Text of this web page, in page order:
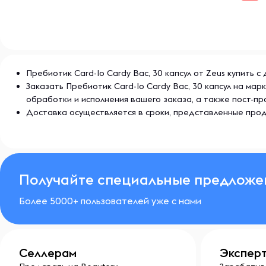
свежесть и эффективность продукта.
Пребиотик Card-Io Cardy Bac, 30 капсул от Zeus купить
Заказать Пребиотик Card-Io Cardy Bac, 30 капсул на
обработки и исполнения вашего заказа, а также пост-
Доставка осуществляется в сроки, представленные
Получайте специальные
Более 5000+ пользователей уже с нами
Селлерам